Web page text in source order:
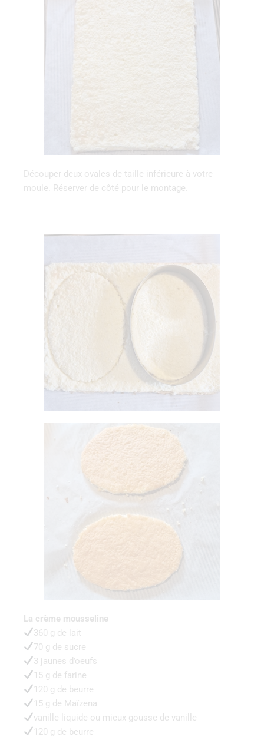
Découper‌ ‌deux ovales ‌de‌ ‌taille‌ ‌inférieure‌ ‌à‌ ‌votre
moule.‌ ‌Réserver de côté pour le montage.
La‌ ‌crème‌ ‌mousseline‌ ‌
360‌ ‌g‌ ‌de‌ ‌lait‌ ‌ ‌
70‌ ‌g‌ ‌de‌ ‌sucre‌ ‌
3 ‌jaunes‌ ‌d’oeufs‌ ‌
15 ‌g‌ ‌de‌ ‌farine‌ ‌
120‌ ‌g‌ ‌de‌ ‌beurre‌ ‌
15 ‌g‌ ‌de‌ ‌Maïzena‌ ‌
vanille‌ ‌liquide‌ ‌ou‌ ‌mieux‌ ‌gousse‌ ‌de‌ ‌vanille‌ ‌
120‌ ‌g‌ ‌de‌ ‌beurre‌ ‌